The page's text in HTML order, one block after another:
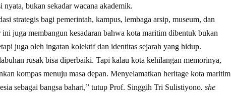
bukan sekadar wacana akademik.
strategis bagi pemerintah, kampus, lembaga arsip, museum, dan
juga membangun kesadaran bahwa kota maritim dibentuk bukan
juga oleh ingatan kolektif dan identitas sejarah yang hidup.
rusak bisa diperbaiki. Tapi kalau kota kehilangan memorinya,
kompas menuju masa depan. Menyelamatkan heritage kota maritim
sebagai bangsa bahari,” tutup Prof. Singgih Tri Sulistiyono. she